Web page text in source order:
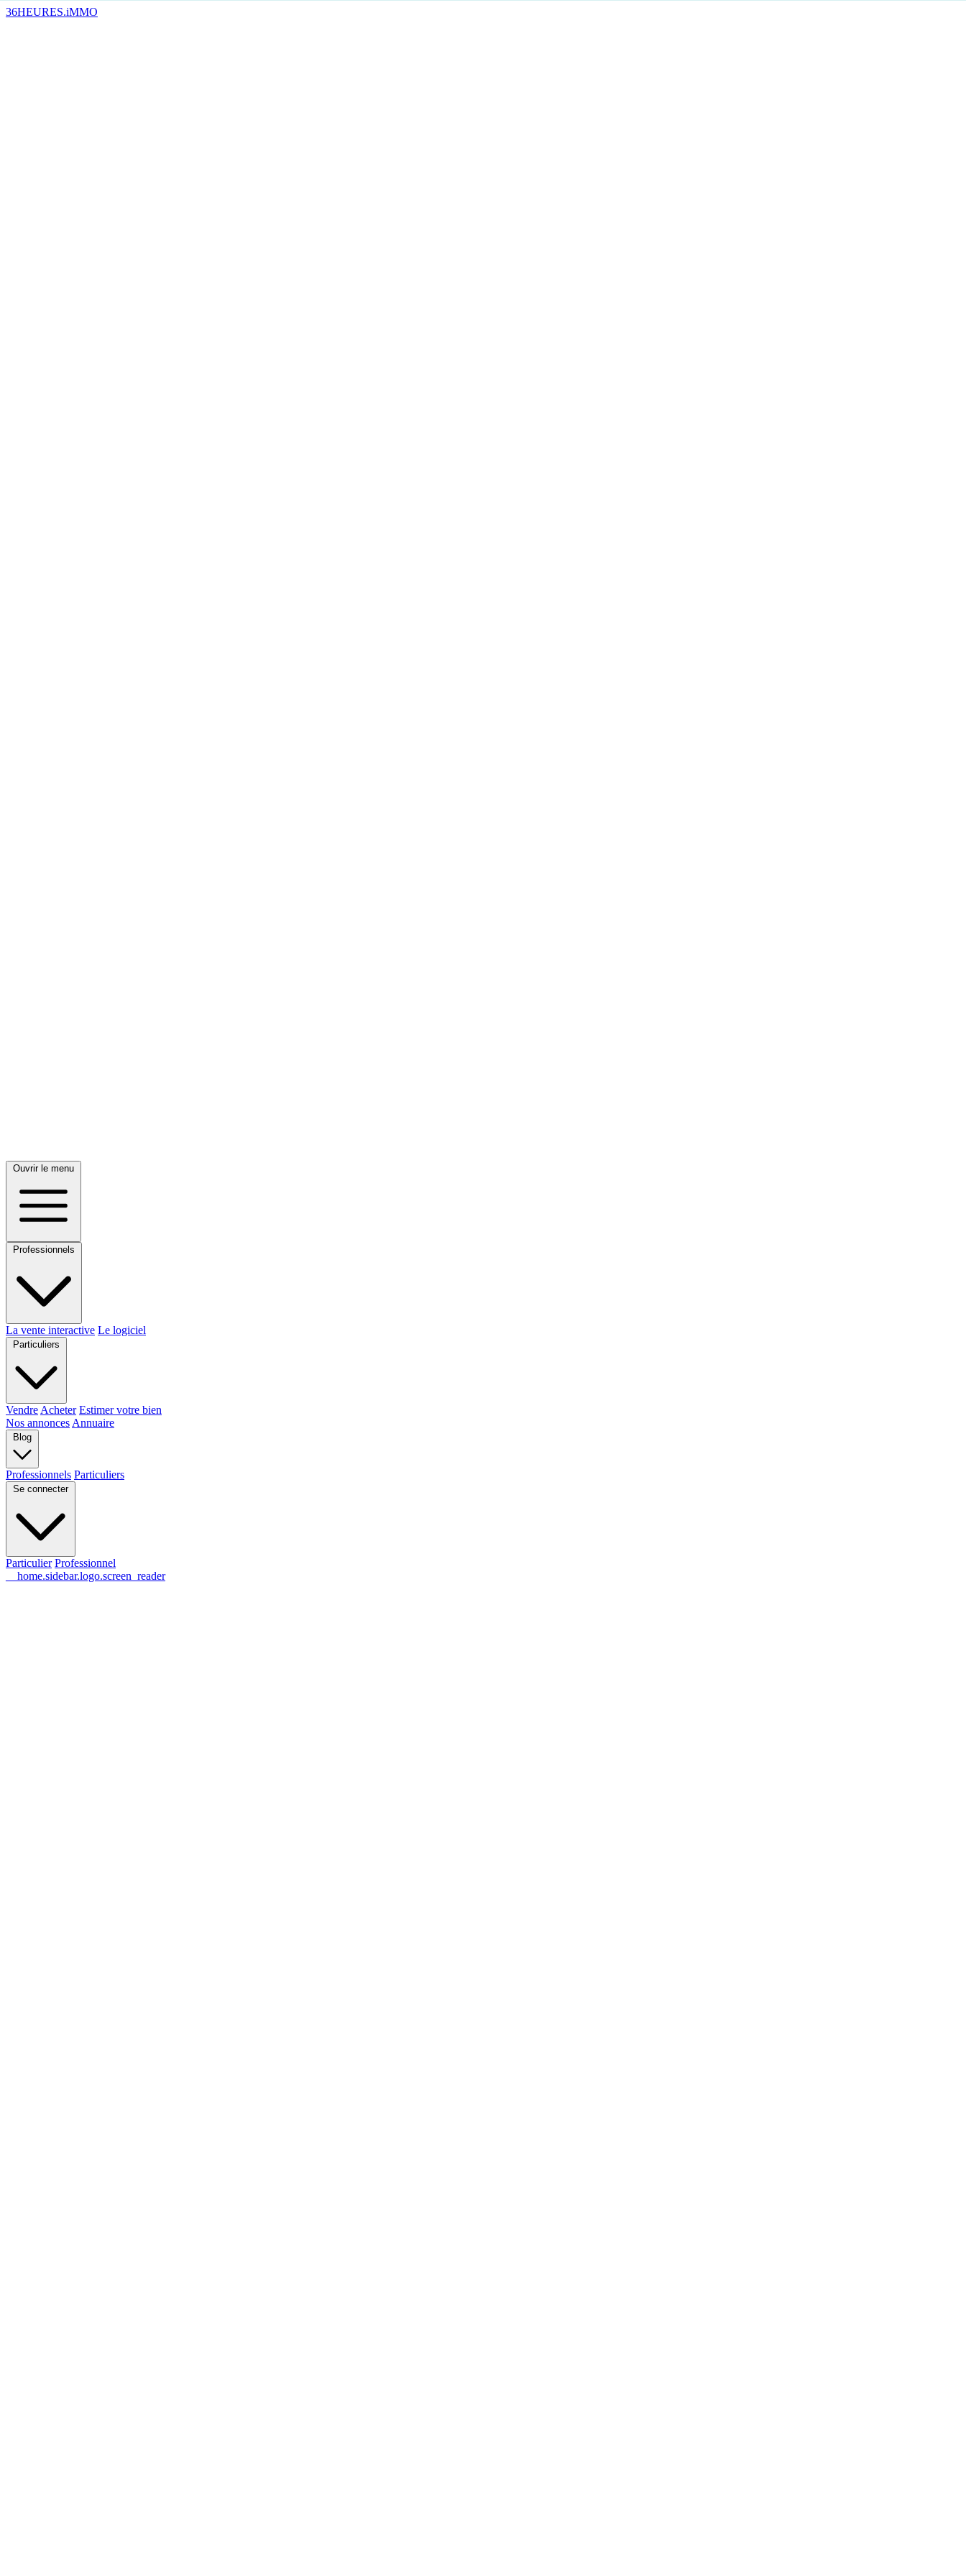
36HEURES.iMMO
Ouvrir le menu
Professionnels
La vente interactive Le logiciel
Particuliers
Vendre Acheter Estimer votre bien
Nos annonces Annuaire
Blog
Professionnels Particuliers
Se connecter
Particulier Professionnel
__home.sidebar.logo.screen_reader